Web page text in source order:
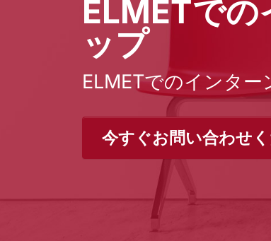
ELMETでの
ップ
ELMETでのインター
今すぐお問い合わせ